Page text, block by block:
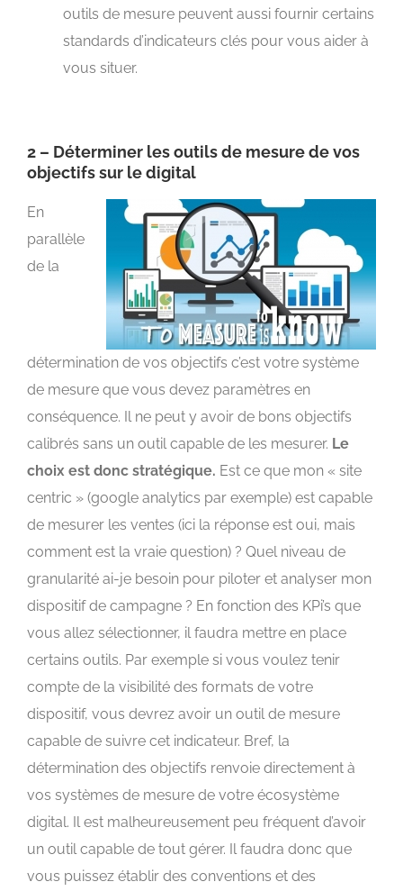
outils de mesure peuvent aussi fournir certains
standards d’indicateurs clés pour vous aider à
vous situer.
2 – Déterminer les outils de mesure de vos
objectifs sur le digital
En
parallèle
de la
détermination de vos objectifs c’est votre système
de mesure que vous devez paramètres en
conséquence. Il ne peut y avoir de bons objectifs
calibrés sans un outil capable de les mesurer. Le
choix est donc stratégique. Est ce que mon « site
centric » (google analytics par exemple) est capable
de mesurer les ventes (ici la réponse est oui, mais
comment est la vraie question) ? Quel niveau de
granularité ai-je besoin pour piloter et analyser mon
dispositif de campagne ? En fonction des KPi’s que
vous allez sélectionner, il faudra mettre en place
certains outils. Par exemple si vous voulez tenir
compte de la visibilité des formats de votre
dispositif, vous devrez avoir un outil de mesure
capable de suivre cet indicateur. Bref, la
détermination des objectifs renvoie directement à
vos systèmes de mesure de votre écosystème
digital. Il est malheureusement peu fréquent d’avoir
un outil capable de tout gérer. Il faudra donc que
vous puissez établir des conventions et des